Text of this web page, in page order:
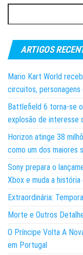
ARTIGOS
Mario Kart World
circuitos, personagens
Battlefield 6 torna-se
explosão de interesse
Horizon atinge 38
como um dos maiores
Sony prepara o
Xbox e muda a
Extraordinária:
Morte e Outros
O Príncipe Volta A
em Portugal